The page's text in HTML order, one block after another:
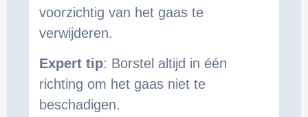
voorzichtig van het gaas te
verwijderen.
Expert tip: Borstel altijd in één
richting om het gaas niet te
beschadigen.